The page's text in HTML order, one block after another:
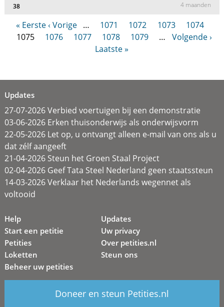
38 4 maanden
« Eerste ‹ Vorige … 1071 1072 1073
1074
1075
1076 1077 1078 1079 …
Volgende ›
Laatste »
Updates
27-07-2026 Verbied voertuigen bij een demonstratie
03-06-2026 Erken thuisonderwijs als onderwijsvorm
22-05-2026 Let op, u ontvangt alleen e-mail van ons als u
dat zélf aangeeft
21-04-2026 Steun het Groen Staal Project
02-04-2026 Geef Tata Steel Nederland geen staatssteun
14-03-2026 Verklaar het Nederlands wegennet als
voltooid
Help
Start een petitie
Petities
Loketten
Beheer uw petities
Updates
Uw privacy
Over petities.nl
Steun ons
Doneer en steun Petities.nl